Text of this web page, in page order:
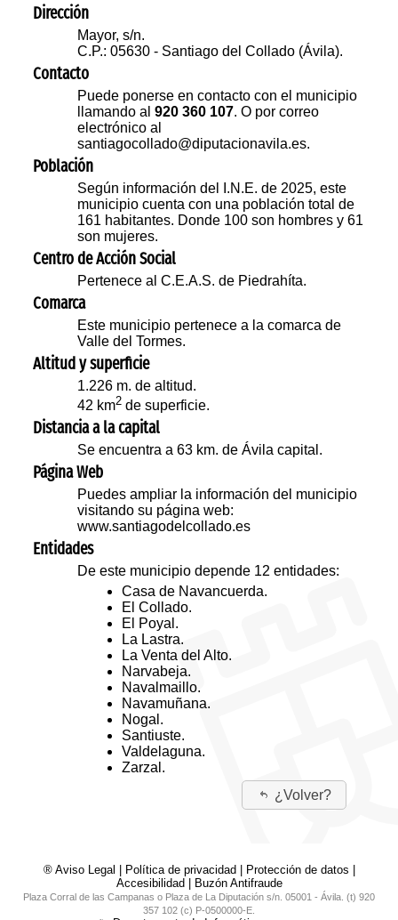
Dirección
Mayor, s/n.
C.P.: 05630 - Santiago del Collado (Ávila).
Contacto
Puede ponerse en contacto con el municipio
llamando al920 360 107. O por correo
electrónico al
santiagocollado@diputacionavila.es.
Población
Según información del I.N.E. de 2025, este
municipio cuenta con una población total de
161 habitantes. Donde 100 son hombres y 61
son mujeres.
Centro de Acción Social
Pertenece al C.E.A.S. de Piedrahíta.
Comarca
Este municipio pertenece a la comarca de
Valle del Tormes.
Altitud y superficie
1.226 m. de altitud.
42 km2 de superficie.
Distancia a la capital
Se encuentra a 63 km. de Ávila capital.
Página Web
Puedes ampliar la información del municipio
visitando su página web:
www.santiagodelcollado.es
Entidades
De este municipio depende 12 entidades:
Casa de Navancuerda.
El Collado.
El Poyal.
La Lastra.
La Venta del Alto.
Narvabeja.
Navalmaillo.
Navamuñana.
Nogal.
Santiuste.
Valdelaguna.
Zarzal.
¿Volver?
® Aviso Legal Política de privacidad Protección de datos
Accesibilidad
Buzón Antifraude
Plaza Corral de las Campanas o Plaza de La Diputación s/n. 05001 - Ávila. (t) 920
357 102 (c) P-0500000-E.